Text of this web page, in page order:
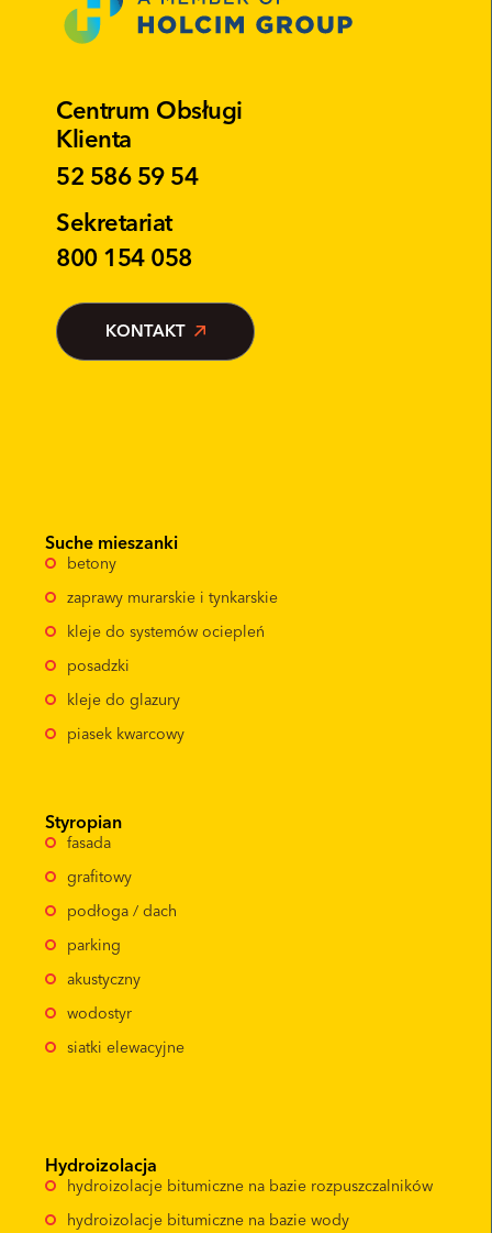
Centrum Obsługi
Klienta
52 586 59 54
Sekretariat
800 154 058
KONTAKT
Suche mieszanki
betony
zaprawy murarskie i tynkarskie
kleje do systemów ociepleń
posadzki
kleje do glazury
piasek kwarcowy
Styropian
fasada
grafitowy
podłoga / dach
parking
akustyczny
wodostyr
siatki elewacyjne
Hydroizolacja
hydroizolacje bitumiczne na bazie rozpuszczalników
hydroizolacje bitumiczne na bazie wody